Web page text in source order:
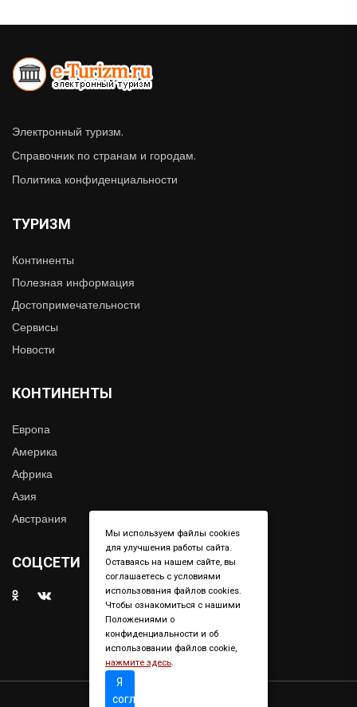
Электронный туризм.
Справочник по странам и городам.
Политика конфиденциальности
ТУРИЗМ
Континенты
Полезная информация
Достопримечательности
Сервисы
Новости
КОНТИНЕНТЫ
Европа
Америка
Африка
Азия
Австрания
СОЦСЕТИ
Copyright © 2019. All right reserved
Мы используем файлы cookies
для улучшения работы сайта.
Оставаясь на нашем сайте, вы
соглашаетесь с условиями
использования файлов cookies.
Чтобы ознакомиться с нашими
Положениями о
конфиденциальности и об
использовании файлов cookie,
нажмите здесь.
Я
согласен